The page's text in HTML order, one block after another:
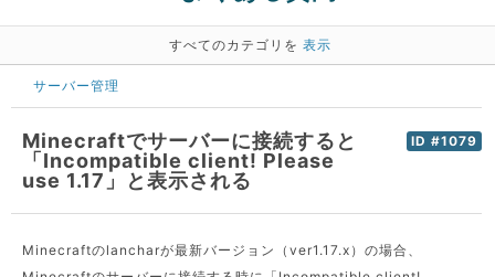
すべてのカテゴリを 表示
サーバー管理
ID #1079
Minecraftでサーバーに接続すると
「Incompatible client! Please
use 1.17」と表示される
Minecraftのlancharが最新バージョン（ver1.17.x）の場合、